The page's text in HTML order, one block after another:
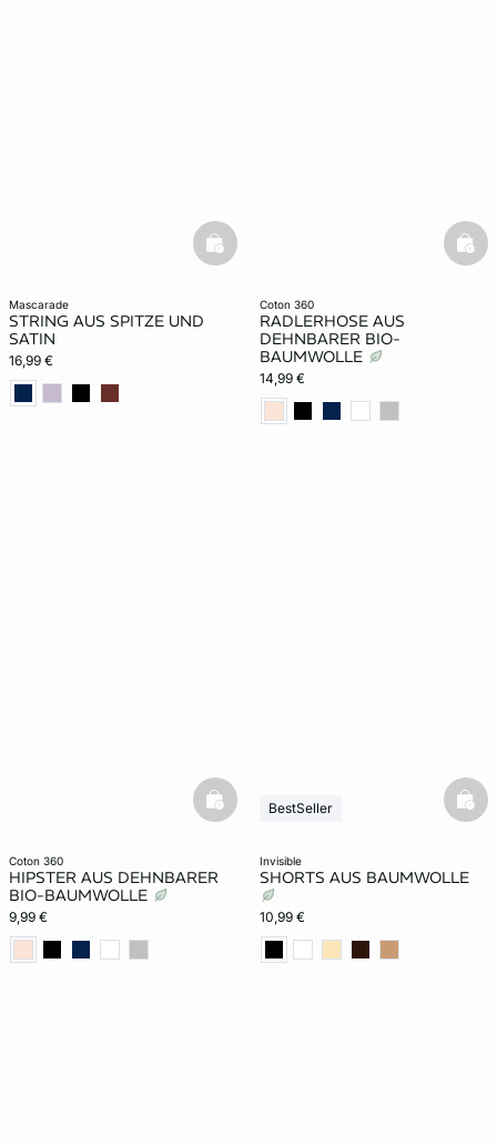
mascarade
STRING AUS SPITZE UND
SATIN
16,99 €
basketfull
coton 360
RADLERHOSE AUS
DEHNBARER BIO-
BAUMWOLLE
14,99 €
coton 360
HIPSTER AUS DEHNBARER
BIO-BAUMWOLLE
9,99 €
basketfull
invisible
SHORTS AUS BAUMWOLLE
10,99 €
BestSeller